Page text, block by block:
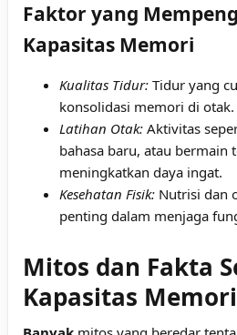
Faktor yang
Kapasitas Memori
Kualitas Tidur: Tidur yang
konsolidasi memori di otak.
Latihan Otak: Aktivitas
bahasa baru, atau bermain
meningkatkan daya ingat.
Kesehatan Fisik: Nutrisi dan
penting dalam menjaga
Mitos dan Fakta
Kapasitas